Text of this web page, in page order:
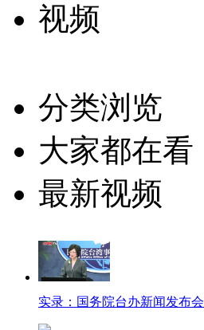
视频
分类浏览
大家都在看
最新视频
实录：国务院台办新闻发布会